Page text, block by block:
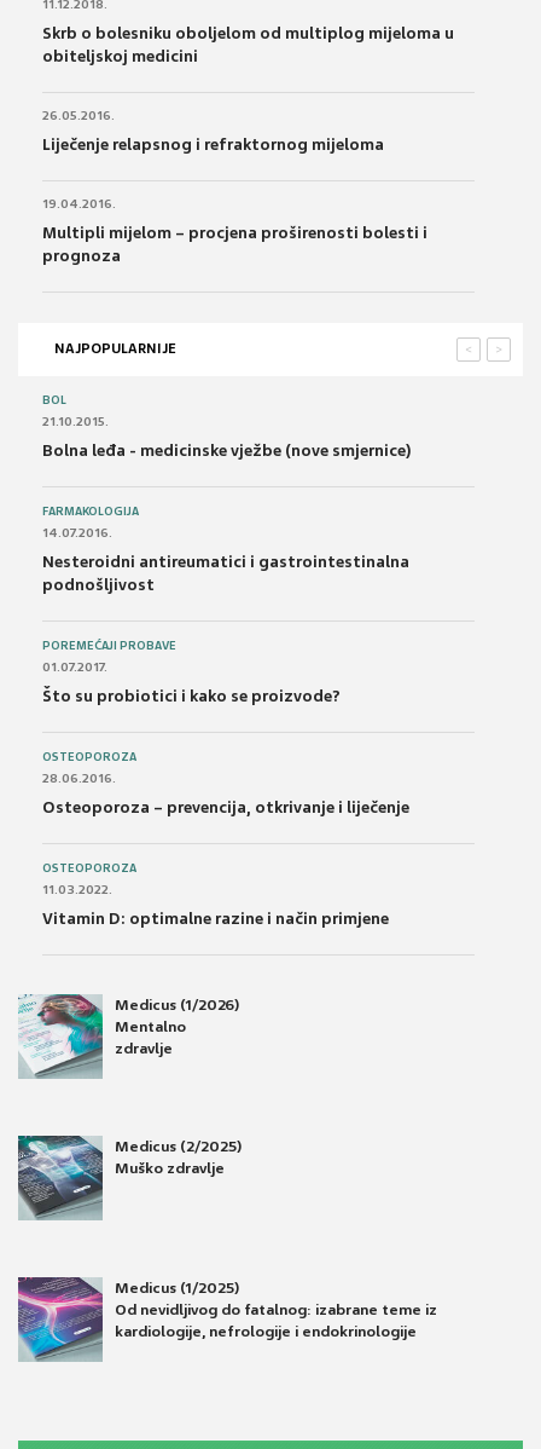
11.12.2018.
Skrb o bolesniku oboljelom od multiplog mijeloma u
obiteljskoj medicini
26.05.2016.
Liječenje relapsnog i refraktornog mijeloma
19.04.2016.
Multipli mijelom – procjena proširenosti bolesti i
prognoza
NAJPOPULARNIJE >
<
BOL
21.10.2015.
Bolna leđa - medicinske vježbe (nove smjernice)
FARMAKOLOGIJA
14.07.2016.
Nesteroidni antireumatici i gastrointestinalna
podnošljivost
POREMEĆAJI PROBAVE
01.07.2017.
Što su probiotici i kako se proizvode?
OSTEOPOROZA
28.06.2016.
Osteoporoza – prevencija, otkrivanje i liječenje
OSTEOPOROZA
11.03.2022.
Vitamin D: optimalne razine i način primjene
Medicus (1/2026)
Mentalno
zdravlje
Medicus (2/2025)
Muško zdravlje
Medicus (1/2025)
Od nevidljivog do fatalnog: izabrane teme iz
kardiologije, nefrologije i endokrinologije